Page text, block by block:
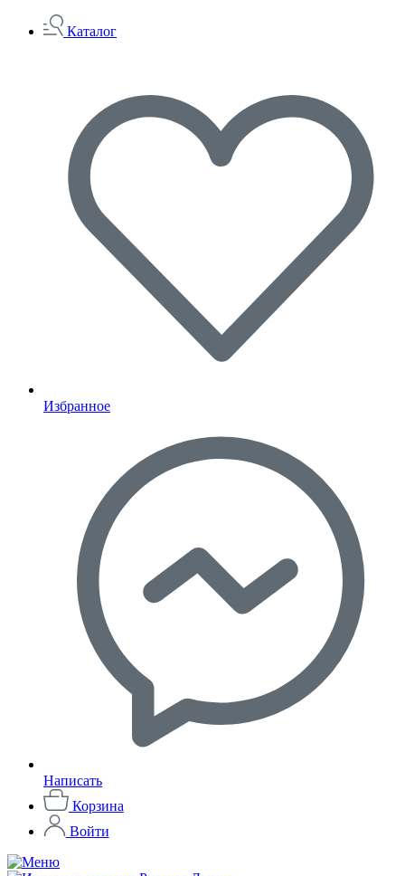
Каталог
Избранное
Написать
Корзина
Войти